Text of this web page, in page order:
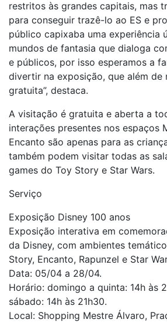
restritos às grandes capitais, mas
para conseguir trazê-lo ao ES e
público capixaba uma experiência
mundos de fantasia que dialoga
e públicos, por isso esperamos a
divertir na exposição, que além de
gratuita”, destaca.
A visitação é gratuita e aberta a
interações presentes nos espaços
Encanto são apenas para as
também podem visitar todas as
games do Toy Story e Star Wars.
Serviço
Exposição Disney 100 anos
Exposição interativa em
da Disney, com ambientes
Story, Encanto, Rapunzel e Star
Data: 05/04 a 28/04.
Horário: domingo a quinta: 14h às
sábado: 14h às 21h30.
Local: Shopping Mestre Álvaro,